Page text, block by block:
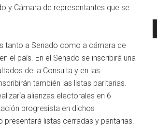
y Cámara de representantes que se
tanto a Senado como a cámara de
el país. En el Senado se inscribirá una
de la Consulta y en las
también las listas paritarias.
alianzas electorales en 6
progresista en dichos
listas cerradas y paritarias.